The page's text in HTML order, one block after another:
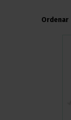
Ordenar